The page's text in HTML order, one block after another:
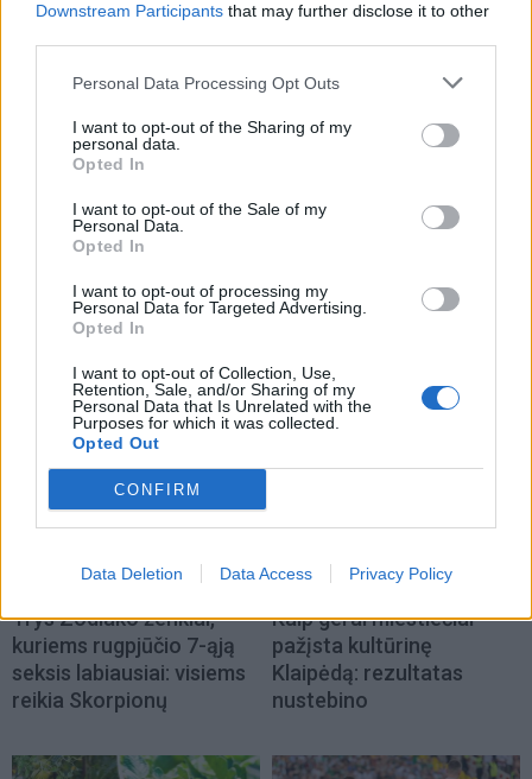
Downstream Participants that may further disclose it to other
Personal Data Processing Opt Outs
I want to opt-out of the Sharing of my
personal data.
Opted In
I want to opt-out of the Sale of my
Personal Data.
Opted In
I want to opt-out of processing my
Personal Data for Targeted Advertising.
Opted In
I want to opt-out of Collection, Use,
Retention, Sale, and/or Sharing of my
Personal Data that Is Unrelated with the
Purposes for which it was collected.
Opted Out
CONFIRM
Data Deletion Data Access Privacy Policy
NAUJI
Horoskopai
Trys Zodiako ženklai,
kuriems rugpjūčio 7-ąją
seksis labiausiai: visiems
reikia Skorpionų
Kultūra
Kaip gerai miestiečiai
pažįsta kultūrinę
Klaipėdą: rezultatas
nustebino